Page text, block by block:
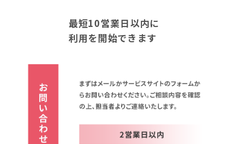
最短10営業日以内に
利用を開始できます